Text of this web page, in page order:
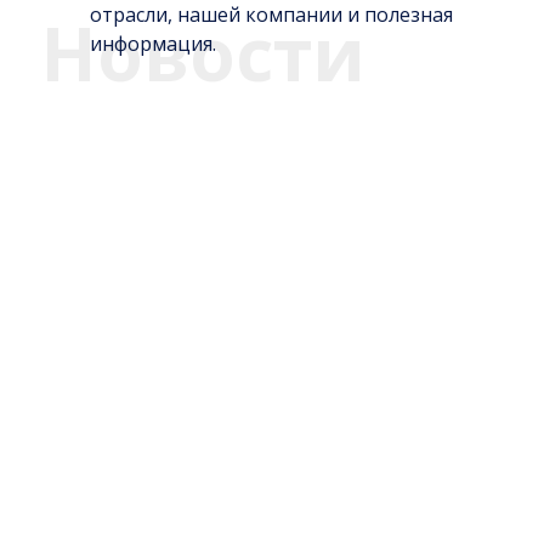
Новости
отрасли, нашей компании и полезная
информация.